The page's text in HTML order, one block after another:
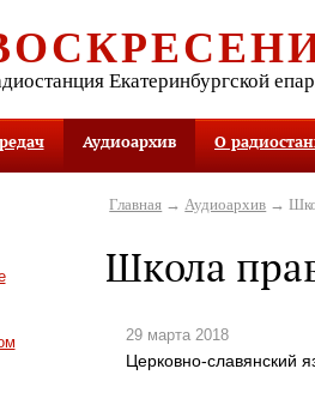
Екатеринбургской
Аудиоархив О
Главная → Аудиоархив →
Школа
29 марта 2018
Церковно-славянский